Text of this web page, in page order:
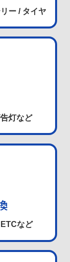
ー / タイヤ
灯など
など